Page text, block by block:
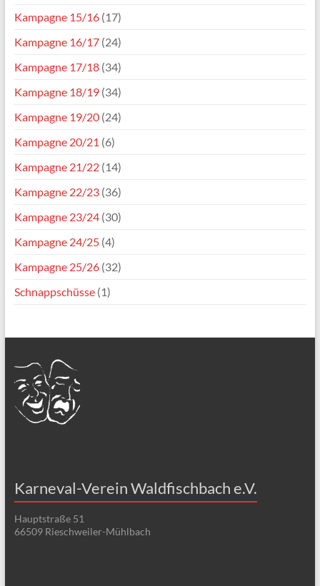
Kampagne 15/16(17)
Kampagne 16/17(24)
Kampagne 17/18(34)
Kampagne 18/19(34)
Kampagne 19/20(24)
Kampagne 20/21 (6)
Kampagne 21/22(14)
Kampagne 22/23(36)
Kampagne 23/24(30)
Kampagne 24/25(4)
Kampagne 25/26(32)
Schnappschüsse(1)
Karneval-Verein Waldfischbach e.V.
Hauptstraße 51
66509 Rieschweiler-Mühlbach